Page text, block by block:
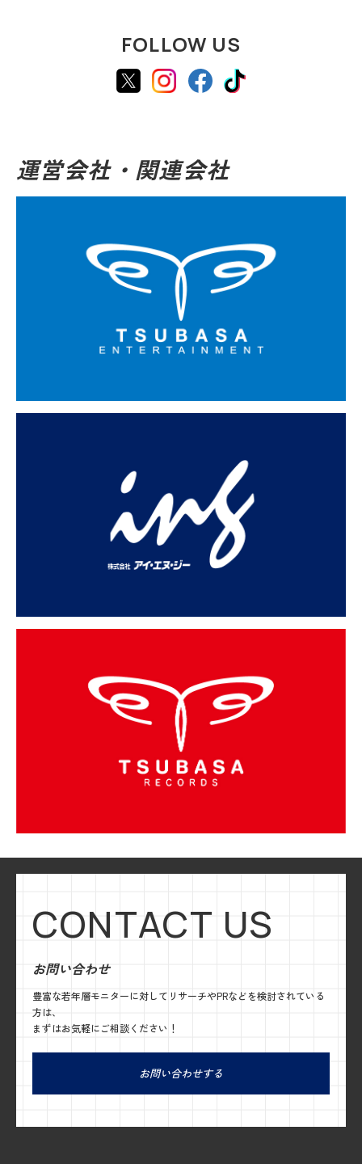
FOLLOW US
運営会社・関連会社
CONTACT US
お問い合わせ
豊富な若年層モニターに対してリサーチやPRなどを検討されている
方は、
まずはお気軽にご相談ください！
お問い合わせする